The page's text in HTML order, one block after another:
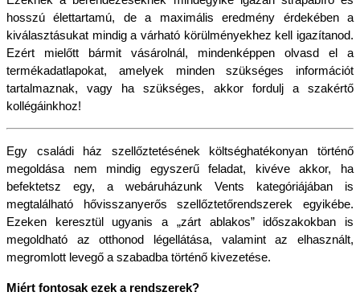
hosszú élettartamú, de a maximális eredmény érdekében a
kiválasztásukat mindig a várható körülményekhez kell igazítanod.
Ezért mielőtt bármit vásárolnál, mindenképpen olvasd el a
termékadatlapokat, amelyek minden szükséges információt
tartalmaznak, vagy ha szükséges, akkor fordulj a szakértő
kollégáinkhoz!
Egy családi ház szellőztetésének költséghatékonyan történő
megoldása nem mindig egyszerű feladat, kivéve akkor, ha
befektetsz egy, a webáruházunk Vents kategóriájában is
megtalálható hővisszanyerős szellőztetőrendszerek egyikébe.
Ezeken keresztül ugyanis a „zárt ablakos” időszakokban is
megoldható az otthonod légellátása, valamint az elhasznált,
megromlott levegő a szabadba történő kivezetése.
Miért fontosak ezek a rendszerek?